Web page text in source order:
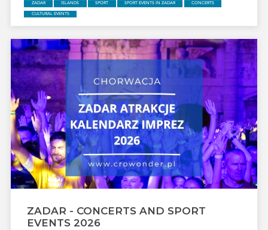
i morskiego klimatu — Ugljan i Pašman w 2026 roku będą
idealnym wyborem.
ZADAR ISLANDS SPORT SPORT EVENTS IN ZADAR
CONCERTS
CULTURAL EVENTS
ZADAR - CONCERTS AND SPORT
EVENTS 2026